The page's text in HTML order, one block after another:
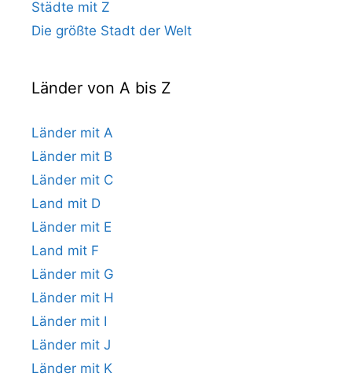
Städte mit Z
Die größte Stadt der Welt
Länder von A bis Z
Länder mit A
Länder mit B
Länder mit C
Land mit D
Länder mit E
Land mit F
Länder mit G
Länder mit H
Länder mit I
Länder mit J
Länder mit K